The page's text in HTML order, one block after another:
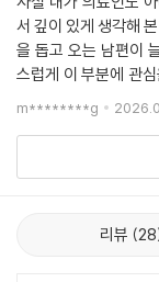
서 깊이 있게 생각해
을 돕고 오는 남편이
스럽게 이 부분에 관
도 관절이 항상 문제
할 때 도움이
m********g
리뷰 28